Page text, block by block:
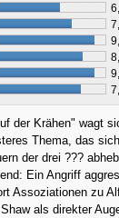
der Krähen" wagt
Thema, das
der drei ???
Ein Angriff
Assoziationen zu
als direkter